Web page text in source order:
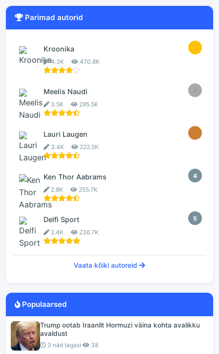
Parimad autorid
Kroonika
4.3K 470.8K
Meelis Naudi
3.5K 295.5K
Lauri Laugen
3.4K 222.5K
4
Ken Thor Aabrams
2.8K 255.7K
5
Delfi Sport
2.4K 236.7K
Vaata kõiki autoreid
Populaarsed
Trump ootab Iraanilt Hormuzi väina kohta avalikku
avaldust
3 näd tagasi 38